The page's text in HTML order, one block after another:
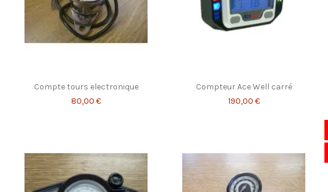
Compte tours electronique
80,00 €
Compteur Ace Well carré
190,00 €